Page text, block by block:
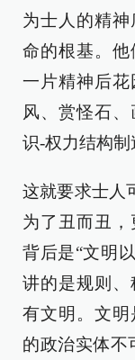
为士人的精
命的根基。他
一片精神后
风、赏怪石
识-权力结构制
这就要求士人
为了丑而丑
背后是“文明
讲的是规则
有文明。文明
的政治实体不